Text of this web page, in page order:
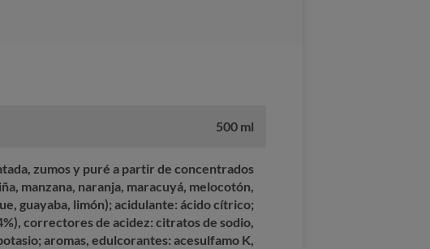
500 ml
zumos y puré a partir de concentrados
manzana, naranja, maracuyá, melocotón,
guayaba, limón); acidulante: ácido cítrico;
correctores de acidez: citratos de sodio,
aromas, edulcorantes: acesulfamo K,